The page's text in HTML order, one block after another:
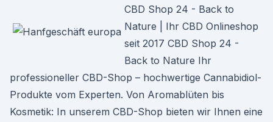
CBD Shop 24 - Back to
Nature | Ihr CBD Onlineshop
seit 2017 CBD Shop 24 -
Back to Nature Ihr
professioneller CBD-Shop – hochwertige Cannabidiol-
Produkte vom Experten. Von Aromablüten bis
Kosmetik: In unserem CBD-Shop bieten wir Ihnen eine